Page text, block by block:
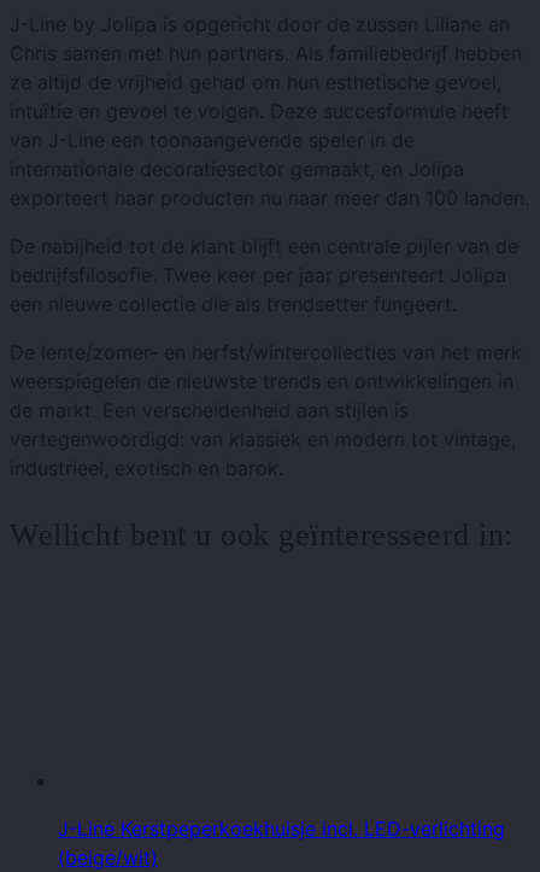
J-Line by Jolipa is opgericht door de zussen Liliane en
Chris samen met hun partners. Als familiebedrijf hebben
ze altijd de vrijheid gehad om hun esthetische gevoel,
intuïtie en gevoel te volgen. Deze succesformule heeft
van J-Line een toonaangevende speler in de
internationale decoratiesector gemaakt, en Jolipa
exporteert haar producten nu naar meer dan 100 landen.
De nabijheid tot de klant blijft een centrale pijler van de
bedrijfsfilosofie. Twee keer per jaar presenteert Jolipa
een nieuwe collectie die als trendsetter fungeert.
De lente/zomer- en herfst/wintercollecties van het merk
weerspiegelen de nieuwste trends en ontwikkelingen in
de markt. Een verscheidenheid aan stijlen is
vertegenwoordigd: van klassiek en modern tot vintage,
industrieel, exotisch en barok.
Wellicht bent u ook geïnteresseerd in:
J-Line Kerstpeperkoekhuisje incl. LED-verlichting
(beige/wit)